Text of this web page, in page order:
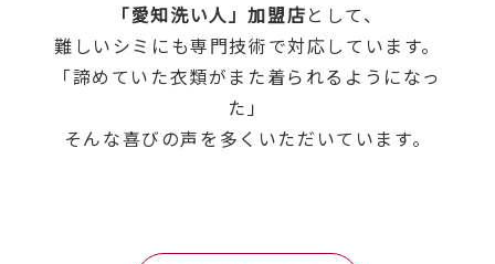
「愛知洗い人」加盟店として、
難しいシミにも専門技術で対応しています。
「諦めていた衣類がまた着られるようになっ
た」
そんな喜びの声を多くいただいています。